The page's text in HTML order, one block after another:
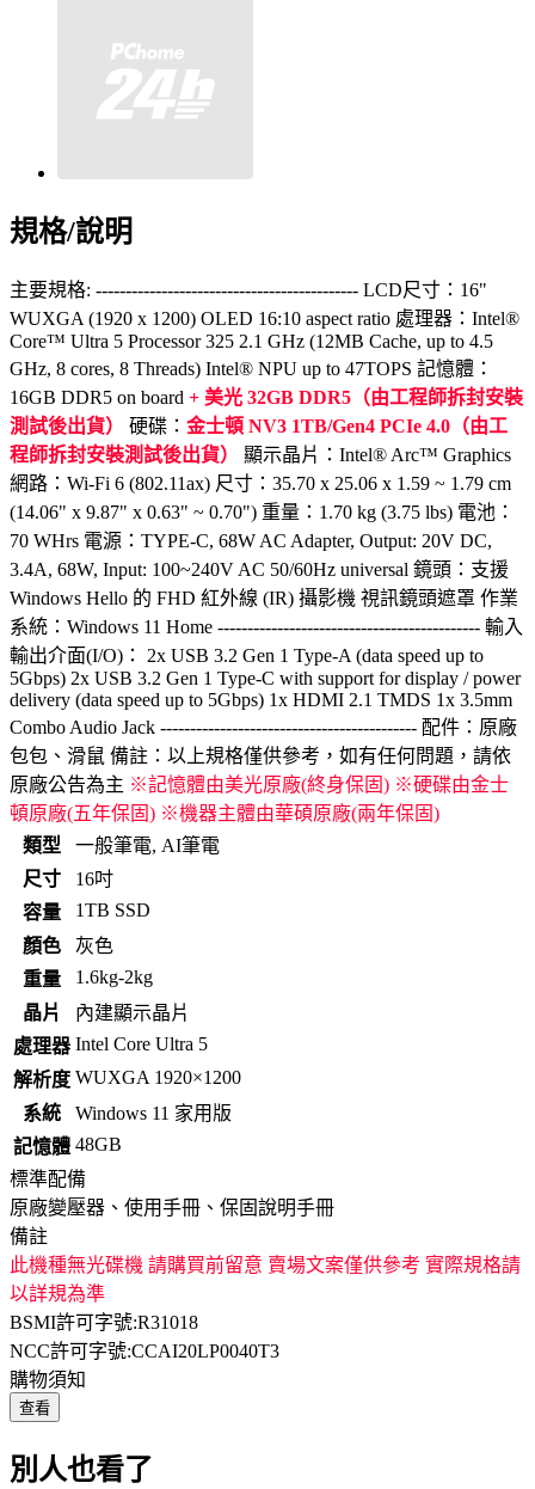
規格/說明
主要規格: -------------------------------------------- LCD尺寸：16"
WUXGA (1920 x 1200) OLED 16:10 aspect ratio 處理器：Intel®
Core™ Ultra 5 Processor 325 2.1 GHz (12MB Cache, up to 4.5
GHz, 8 cores, 8 Threads) Intel® NPU up to 47TOPS 記憶體：
16GB DDR5 on board + 美光 32GB DDR5（由工程師拆封安裝
測試後出貨）
硬碟： 金士頓 NV3 1TB/Gen4 PCIe 4.0（由工
程師拆封安裝測試後出貨）
顯示晶片：Intel® Arc™ Graphics
網路：Wi-Fi 6 (802.11ax) 尺寸：35.70 x 25.06 x 1.59 ~ 1.79 cm
(14.06" x 9.87" x 0.63" ~ 0.70") 重量：1.70 kg (3.75 lbs) 電池：
70 WHrs 電源：TYPE-C, 68W AC Adapter, Output: 20V DC,
3.4A, 68W, Input: 100~240V AC 50/60Hz universal 鏡頭：支援
Windows Hello 的 FHD 紅外線 (IR) 攝影機 視訊鏡頭遮罩 作業
系統：Windows 11 Home -------------------------------------------- 輸入
輸出介面(I/O)： 2x USB 3.2 Gen 1 Type-A (data speed up to
5Gbps) 2x USB 3.2 Gen 1 Type-C with support for display / power
delivery (data speed up to 5Gbps) 1x HDMI 2.1 TMDS 1x 3.5mm
Combo Audio Jack ------------------------------------------- 配件：原廠
包包、滑鼠 備註：以上規格僅供參考，如有任何問題，請依
原廠公告為主 ※記憶體由美光原廠(終身保固) ※硬碟由金士
頓原廠(五年保固) ※機器主體由華碩原廠(兩年保固)
類型
一般筆電, AI筆電
尺寸
16吋
容量
1TB SSD
顏色
灰色
重量
1.6kg-2kg
晶片
內建顯示晶片
處理器 Intel Core Ultra 5
解析度 WUXGA 1920×1200
系統
Windows 11 家用版
記憶體 48GB
標準配備
原廠變壓器、使用手冊、保固說明手冊
備註
此機種無光碟機 請購買前留意 賣場文案僅供參考 實際規格請
以詳規為準
BSMI許可字號:R31018
NCC許可字號:CCAI20LP0040T3
購物須知
查看
別人也看了